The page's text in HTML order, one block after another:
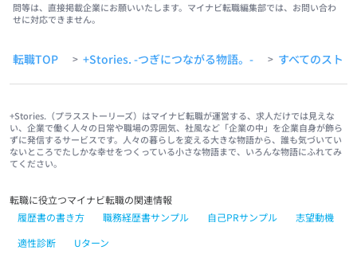
問等は、直接掲載企業にお願いいたします。マイナビ転職編集部では、お問い合わ
せに対応できません。
転職TOP > +Stories. -つぎにつながる物語。- > すべてのスト
+Stories.（プラスストーリーズ）はマイナビ転職が運営する、求人だけでは見えな
い、企業で働く人々の日常や職場の雰囲気、社風など「企業の中」を企業自身が飾ら
ずに発信するサービスです。人々の暮らしを変える大きな物語から、誰も気づいてい
ないところでたしかな幸せをつくっている小さな物語まで、いろんな物語にふれてみ
てください。
転職に役立つマイナビ転職の関連情報
履歴書の書き方
職務経歴書サンプル 自己PRサンプル
志望動機
適性診断
Uターン